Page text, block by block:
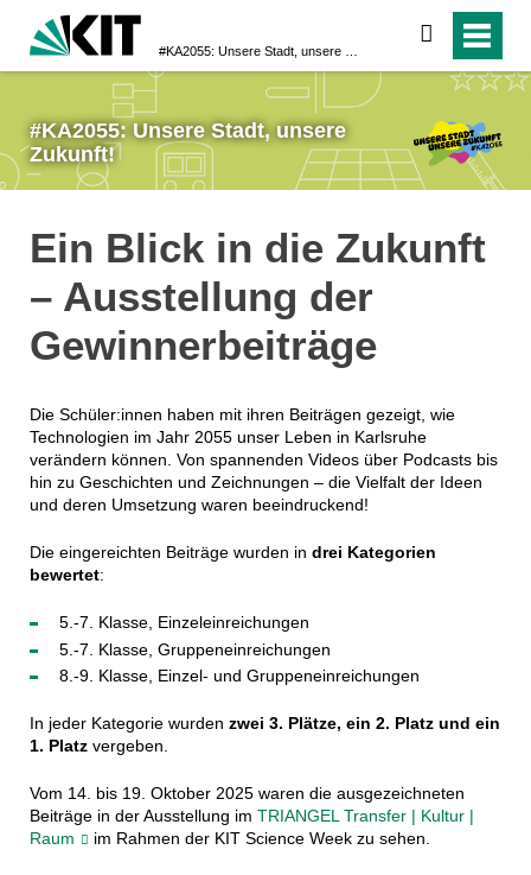
suchen
#KA2055: Unsere Stadt, unsere
Zukunft!
Ein Blick in die Zukunft
– Ausstellung der
Gewinnerbeiträge
Die Schüler:innen haben mit ihren Beiträgen gezeigt, wie
Technologien im Jahr 2055 unser Leben in Karlsruhe
verändern können. Von spannenden Videos über Podcasts bis
hin zu Geschichten und Zeichnungen – die Vielfalt der Ideen
und deren Umsetzung waren beeindruckend!
Die eingereichten Beiträge wurden in drei Kategorien
bewertet:
5.-7. Klasse, Einzeleinreichungen
5.-7. Klasse, Gruppeneinreichungen
8.-9. Klasse, Einzel- und Gruppeneinreichungen
In jeder Kategorie wurden zwei 3. Plätze, ein 2. Platz und ein
1. Platzvergeben.
Vom 14. bis 19. Oktober 2025 waren die ausgezeichneten
Beiträge in der Ausstellung im TRIANGEL Transfer | Kultur |
Raum
im Rahmen der KIT Science Week zu sehen.